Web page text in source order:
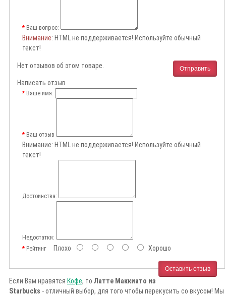
Ваш вопрос:
Внимание: HTML не поддерживается! Используйте обычный
текст!
Отправить
Нет отзывов об этом товаре.
Написать отзыв
Ваше имя:
Ваш отзыв
Внимание: HTML не поддерживается! Используйте обычный
текст!
Достоинства:
Недостатки:
РейтингПлохо Хорошо
Оставить отзыв
Если Вам нравятся Кофе, то Латте Маккиато из
Starbucks - отличный выбор, для того чтобы перекусить со вкусом! Мы